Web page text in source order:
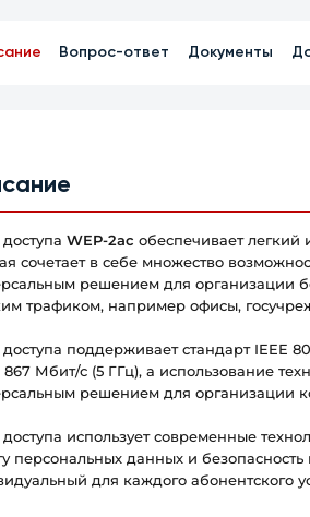
Вопрос-ответ Документы
доступаWEP-2ac обеспечивает легкий
сочетает в себе множество
решением для организации
трафиком, например офисы,
доступа поддерживает стандарт IEEE
867 Мбит/с (5 ГГц), а использование
решением для организации
доступа использует современные
персональных данных и
для каждого абонентского